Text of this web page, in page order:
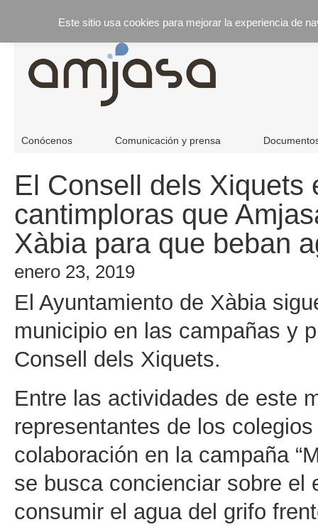
Conócenos Comunicación y prensa
El Consell dels Xiquets
cantimploras que
Xàbia para que beban
enero 23, 2019
El Ayuntamiento de Xàbia
municipio en las campañas y
Consell dels Xiquets.
Entre las actividades de este
representantes de los
colaboración en la campaña
se busca concienciar sobre el
consumir el agua del grifo
Este sitio usa cookies para mejorar la experiencia de